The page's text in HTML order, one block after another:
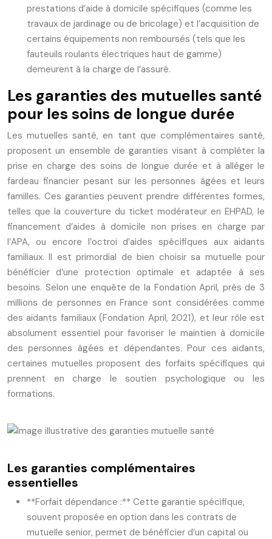
prestations d’aide à domicile spécifiques (comme les
travaux de jardinage ou de bricolage) et l’acquisition de
certains équipements non remboursés (tels que les
fauteuils roulants électriques haut de gamme)
demeurent à la charge de l’assuré.
Les garanties des mutuelles santé
pour les soins de longue durée
Les mutuelles santé, en tant que complémentaires santé,
proposent un ensemble de garanties visant à compléter la
prise en charge des soins de longue durée et à alléger le
fardeau financier pesant sur les personnes âgées et leurs
familles. Ces garanties peuvent prendre différentes formes,
telles que la couverture du ticket modérateur en EHPAD, le
financement d’aides à domicile non prises en charge par
l’APA, ou encore l’octroi d’aides spécifiques aux aidants
familiaux. Il est primordial de bien choisir sa mutuelle pour
bénéficier d’une protection optimale et adaptée à ses
besoins. Selon une enquête de la Fondation April, près de 3
millions de personnes en France sont considérées comme
des aidants familiaux (Fondation April, 2021), et leur rôle est
absolument essentiel pour favoriser le maintien à domicile
des personnes âgées et dépendantes. Pour ces aidants,
certaines mutuelles proposent des forfaits spécifiques qui
prennent en charge le soutien psychologique ou les
formations.
Les garanties complémentaires
essentielles
**Forfait dépendance :** Cette garantie spécifique,
souvent proposée en option dans les contrats de
mutuelle senior, permet de bénéficier d’un capital ou